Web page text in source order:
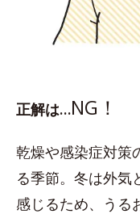
正解は…NG！
乾燥や感染症対策
る季節。冬は外気
感じるため、うる